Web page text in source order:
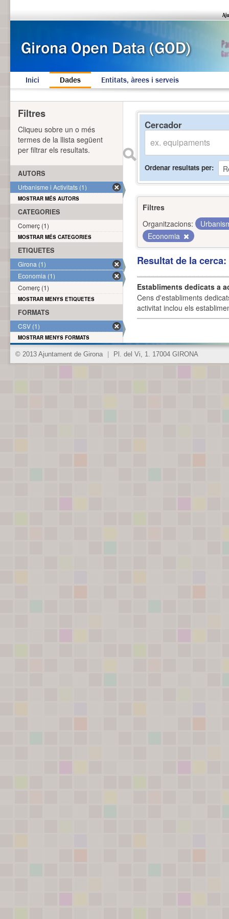
Inici Dades Entitats, àrees i serveis
Cercador
Ordenar resultats per
Filtres
Organitzacions:
Economia
Resultat de la
Establiments dedicats a
Cens d'establiments
activitat inclou els
Filtres
Cliqueu sobre un o més
termes de la llista següent
per filtrar els resultats.
AUTORS
Urbanisme i Activitats (1)
MOSTRAR MÉS AUTORS
CATEGORIES
Comerç (1)
MOSTRAR MÉS CATEGORIES
ETIQUETES
Girona (1)
Economia (1)
Comerç (1)
MOSTRAR MENYS ETIQUETES
FORMATS
CSV (1)
MOSTRAR MENYS FORMATS
© 2013 Ajuntament de Girona Pl. del Vi, 1. 17004 GIRONA